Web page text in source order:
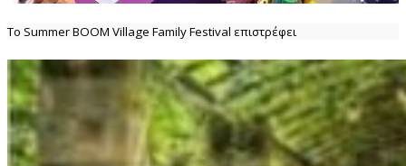
Το Summer BOOM Village Family Festival επιστρέφει